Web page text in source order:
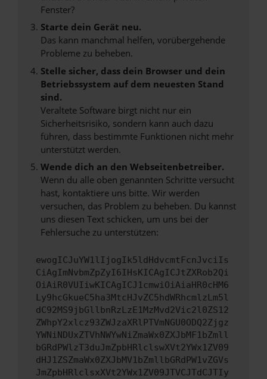
Fenster?
Starte dein Gerät neu.
Das kann manchmal helfen, vorübergehende
Probleme zu beheben.
Stelle sicher, dass dein Browser und dein
Betriebssystem auf dem neuesten Stand
sind.
Veraltete Software birgt nicht nur ein
Sicherheitsrisiko, sondern kann auch dazu
führen, dass bestimmte Funktionen nicht mehr
unterstützt werden.
Wende dich an den Webseitenbetreiber.
Wenn du alle oben genannten Schritte versucht
hast, kontaktiere uns bitte. Wir werden
versuchen, das Problem zu beheben. Du kannst
uns diesen Text schicken, um uns bei der
Fehlersuche zu unterstützen:
ewogICJuYW1lIjogIk5ldHdvcmtFcnJvciIs
CiAgImNvbmZpZyI6IHsKICAgICJtZXRob2Qi
OiAiR0VUIiwKICAgICJ1cmwiOiAiaHR0cHM6
Ly9hcGkueC5ha3MtcHJvZC5hdWRhcmlzLm5l
dC92MS9jbGllbnRzLzE1MzMvd2Vic2l0ZS12
ZWhpY2xlcz93ZWJzaXRlPTVmNGU0ODQ2Zjgz
YWNiNDUxZTVhNWYwNiZmaWx0ZXJbMF1bZmll
bGRdPWlzT3duJmZpbHRlclswXVt2YWx1ZV09
dHJ1ZSZmaWx0ZXJbMV1bZmllbGRdPW1vZGVs
JmZpbHRlclsxXVt2YWx1ZV09JTVCJTdCJTIy